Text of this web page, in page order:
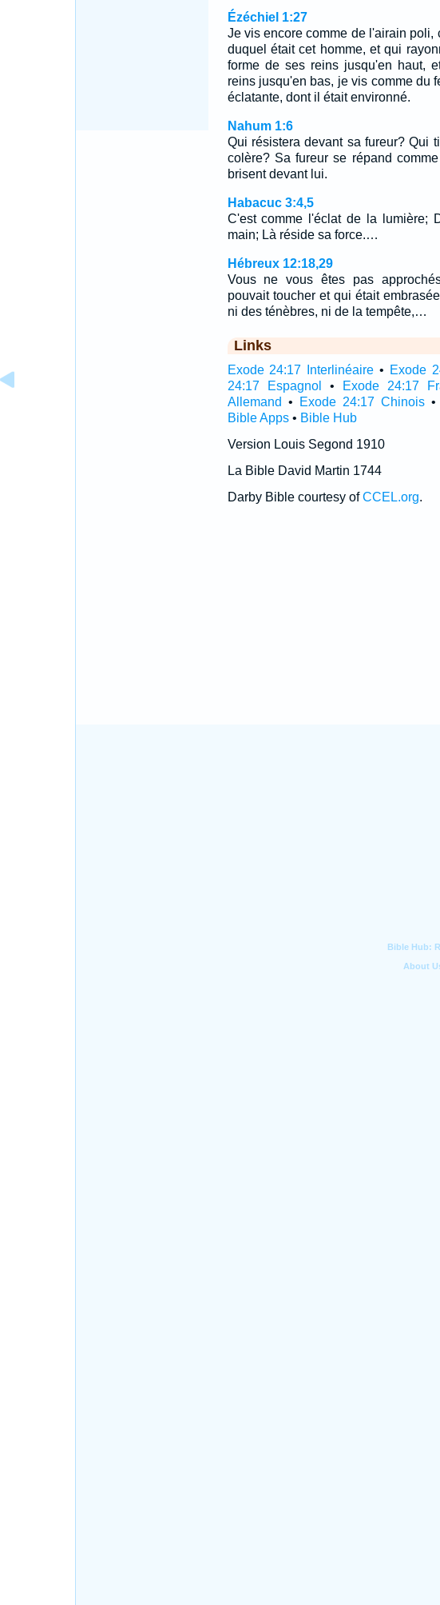
Ézéchiel 1:27
Je vis encore comme de l'airain poli,
duquel était cet homme, et qui
forme de ses reins jusqu'en haut,
reins jusqu'en bas, je vis comme du
éclatante, dont il était environné.
Nahum 1:6
Qui résistera devant sa fureur? Qui
colère? Sa fureur se répand
brisent devant lui.
Habacuc 3:4,5
C'est comme l'éclat de la lumière;
main; Là réside sa force.…
Hébreux 12:18,29
Vous ne vous êtes pas
pouvait toucher et qui était
ni des ténèbres, ni de la tempête,…
Links
Exode 24:17 Interlinéaire • Exode
24:17 Espagnol
• Exode 24:17
Allemand • Exode 24:17 Chinois •
Bible Apps• Bible Hub
Version Louis Segond 1910
La Bible David Martin 1744
Darby Bible courtesy ofCCEL.org.